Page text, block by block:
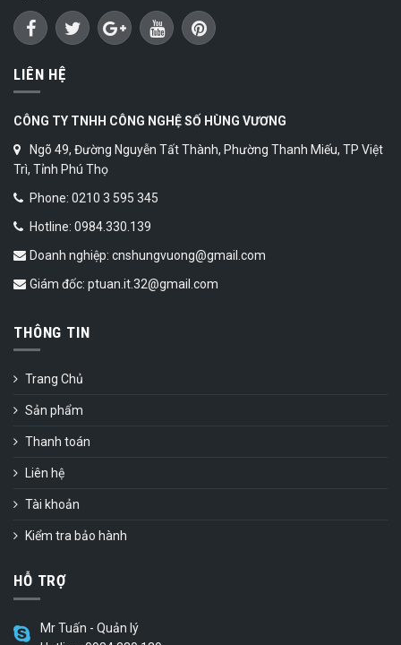
LIÊN HỆ
CÔNG TY TNHH CÔNG NGHỆ SỐ HÙNG VƯƠNG
Ngõ 49, Đường Nguyễn Tất Thành, Phường Thanh Miếu, TP Việt
Trì, Tỉnh Phú Thọ
Phone: 0210 3 595 345
Hotline: 0984.330.139
Doanh nghiệp: cnshungvuong@gmail.com
Giám đốc: ptuan.it.32@gmail.com
THÔNG TIN
Trang Chủ
Sản phẩm
Thanh toán
Liên hệ
Tài khoản
Kiểm tra bảo hành
HỖ TRỢ
Mr Tuấn - Quản lý